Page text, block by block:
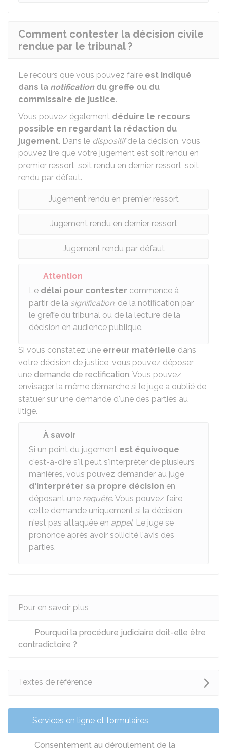
Comment contester la décision civile
rendue par le tribunal ?
Le recours que vous pouvez faire est indiqué
dans la notificationdu greffe ou du
commissaire de justice.
Vous pouvez également déduire le recours
possible en regardant la rédaction du
jugement. Dans le dispositifde la décision, vous
pouvez lire que votre jugement est soit rendu en
premier ressort, soit rendu en dernier ressort, soit
rendu par défaut.
Jugement rendu en premier ressort
Jugement rendu en dernier ressort
Jugement rendu par défaut
Attention
Le délai pour contester commence à
partir de la signification, de la notification par
le greffe du tribunal ou de la lecture de la
décision en audience publique.
Si vous constatez une erreur matérielle dans
votre décision de justice, vous pouvez déposer
une demande de rectification. Vous pouvez
envisager la même démarche si le juge a oublié de
statuer sur une demande d'une des parties au
litige.
À savoir
Si un point du jugement est équivoque,
c'est-à-dire s'il peut s'interpréter de plusieurs
manières, vous pouvez demander au juge
d'interpréter sa propre décision en
déposant une requête. Vous pouvez faire
cette demande uniquement si la décision
n'est pas attaquée en appel. Le juge se
prononce après avoir sollicité l'avis des
parties.
Pour en savoir plus
Pourquoi la procédure judiciaire doit-elle être
contradictoire ?
Textes de référence
Services en ligne et formulaires
Consentement au déroulement de la